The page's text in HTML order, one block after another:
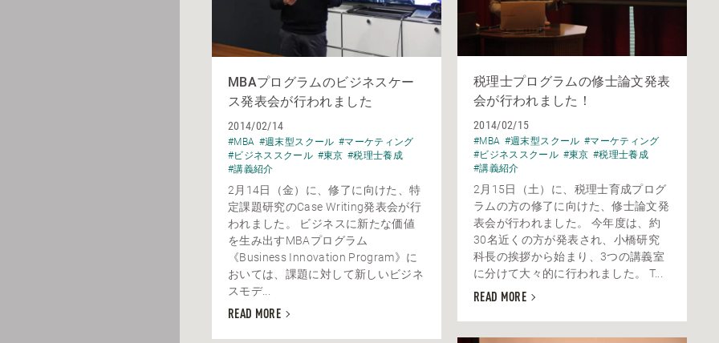
税理士プログラムの修士論文発表
会が行われました！
2014/02/15
#MBA #週末型スクール #マーケティング
#ビジネススクール #東京 #税理士養成
#講義紹介
2月15日（土）に、税理士育成プログ
ラムの方の修了に向けた、修士論文発
表会が行われました。 今年度は、約
30名近くの方が発表され、小橋研究
科長の挨拶から始まり、3つの講義室
に分けて大々的に行われました。 T...
READ MORE
MBAプログラムのビジネスケー
ス発表会が行われました
2014/02/14
#MBA #週末型スクール #マーケティング
#ビジネススクール #東京 #税理士養成
#講義紹介
2月14日（金）に、修了に向けた、特
定課題研究のCase Writing発表会が行
われました。 ビジネスに新たな価値
を生み出すMBAプログラム
《Business Innovation Program》に
おいては、課題に対して新しいビジネ
スモデ...
READ MORE